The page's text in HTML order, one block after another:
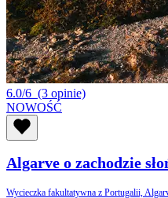
6.0/6 (3 opinie)
NOWOŚĆ
Algarve o zachodzie
Wycieczka fakultatywna z Portugalii,